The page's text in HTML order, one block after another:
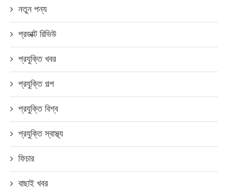
নতুন পন্য
প্রডাক্ট রিভিউ
প্রযুক্তি খবর
প্রযুক্তি গল্প
প্রযুক্তি বিশ্ব
প্রযুক্তি স্বাস্থ্য
ফিচার
বাছাই খবর